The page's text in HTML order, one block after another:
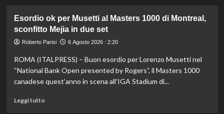
La
Juventus
piega
Chelsea
a
Hong
Esordio ok per Musetti al Masters 1000 di Montreal,
sconfitto Mejia in due set
Roberto Parisi 6 Agosto 2026 : 2:20
ROMA (ITALPRESS) – Buon esordio per Lorenzo Musetti nel
“National Bank Open presented by Rogers”, il Masters 1000
canadese quest’anno in scena all’IGA Stadium di...
Leggi tuttoLeggi